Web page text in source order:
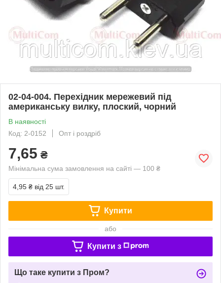
02-04-004. Перехідник мережевий під
американську вилку, плоский, чорний
В наявності
Код: 2-0152
Опт і роздріб
7,65 ₴
Мінімальна сума замовлення на сайті — 100 ₴
4,95 ₴ від 25 шт.
Купити
або
Купити з
Що таке купити з Пром?